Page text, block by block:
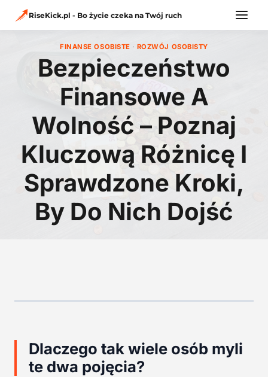
RiseKick.pl - Bo życie czeka na Twój ruch
FINANSE OSOBISTE · ROZWÓJ OSOBISTY
Bezpieczeństwo
Finansowe A
Wolność – Poznaj
Kluczową Różnicę I
Sprawdzone Kroki,
By Do Nich Dojść
Dlaczego tak wiele osób myli
te dwa pojęcia?